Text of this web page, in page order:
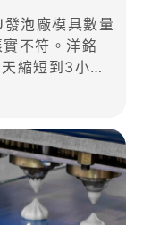
泡廠模具數量
不符。洋銘
縮短到3小
型完整路